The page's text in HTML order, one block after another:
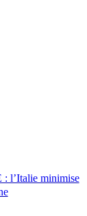
: l’Italie minimise